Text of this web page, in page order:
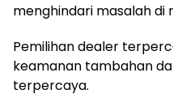
menghindari masalah di
Pemilihan dealer
keamanan tambahan
terpercaya.